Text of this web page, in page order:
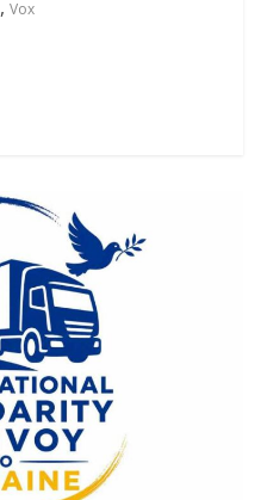
, Vox